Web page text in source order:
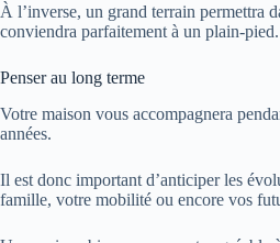
À l’inverse, un grand terrain permettra
conviendra parfaitement à un plain-pied.
Penser au long terme
Votre maison vous accompagnera
années.
Il est donc important d’anticiper les
famille, votre mobilité ou encore vos